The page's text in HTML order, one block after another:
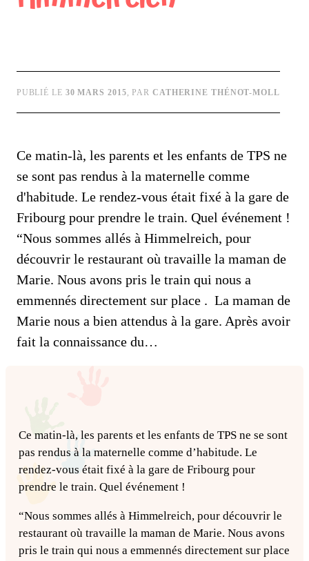
PUBLIÉ LE 30 MARS 2015 , PAR CATHERINE THÉNOT-MOLL
Ce matin-là, les parents et les enfants de TPS ne
se sont pas rendus à la maternelle comme
d'habitude. Le rendez-vous était fixé à la gare de
Fribourg pour prendre le train. Quel événement !
“Nous sommes allés à Himmelreich, pour
découvrir le restaurant où travaille la maman de
Marie. Nous avons pris le train qui nous a
emmennés directement sur place . La maman de
Marie nous a bien attendus à la gare. Après avoir
fait la connaissance du…
Ce matin-là, les parents et les enfants de TPS ne se sont
pas rendus à la maternelle comme d’habitude. Le
rendez-vous était fixé à la gare de Fribourg pour
prendre le train. Quel événement !
“Nous sommes allés à Himmelreich, pour découvrir le
restaurant où travaille la maman de Marie. Nous avons
pris le train qui nous a emmennés directement sur place